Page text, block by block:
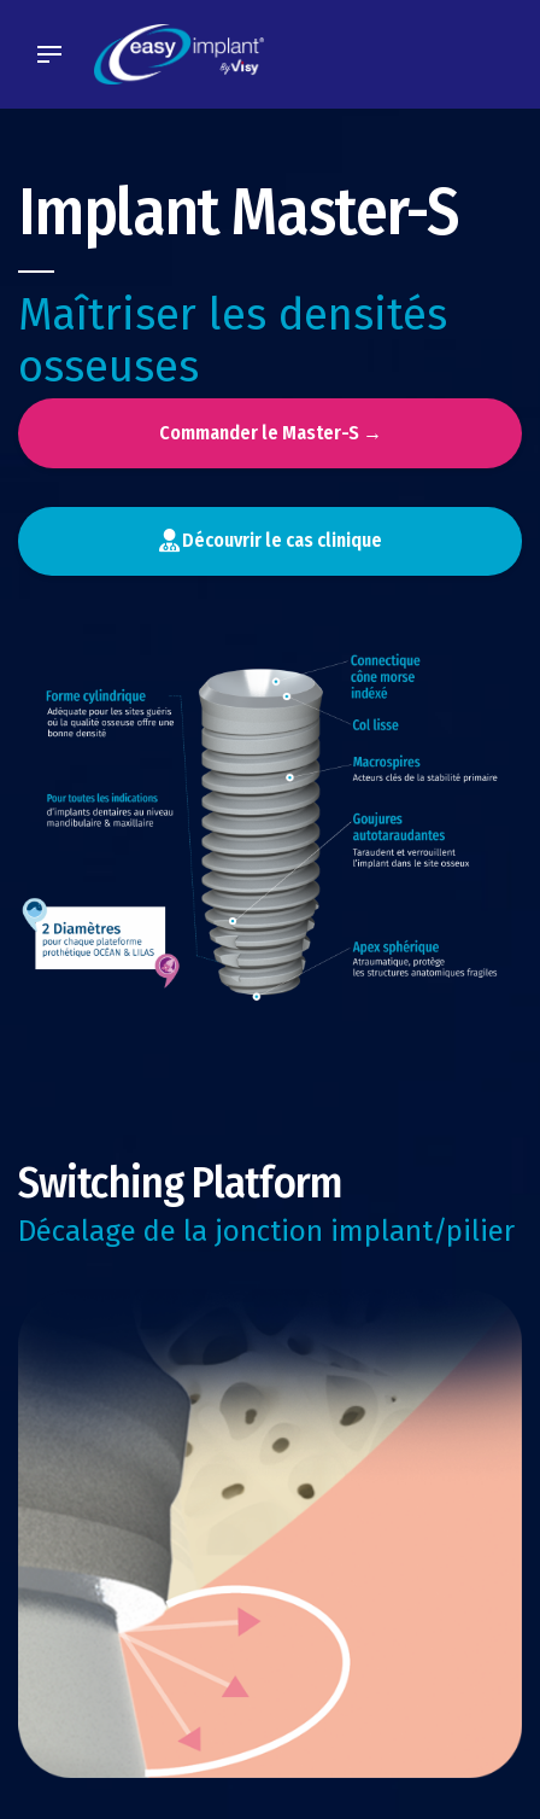
content
Implant Master-S
Maîtriser les densités
osseuses
Commander le Master-S →
Découvrir le cas clinique
Switching Platform
Décalage de la jonction implant/pilier